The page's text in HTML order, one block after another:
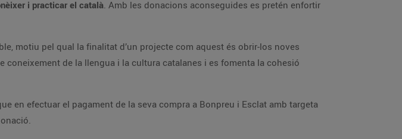
i practicar el català. Amb les donacions aconseguides es pretén enfortir
motiu pel qual la finalitat d’un projecte com aquest és obrir-los noves
coneixement de la llengua i la cultura catalanes i es fomenta la cohesió
en efectuar el pagament de la seva compra a Bonpreu i Esclat amb targeta